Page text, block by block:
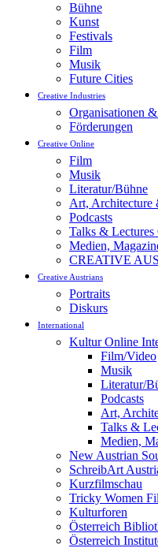
Bühne
Kunst
Festivals
Film
Musik
Future Cities
Creative Industries
Organisationen
Förderungen
Creative Online
Film
Musik
Literatur/Bühne
Art, Architecture
Podcasts
Talks & Lectures
Medien,
CREATIVE
Creative Austrians
Portraits
Diskurs
International
Kultur Online
Film/Video
Musik
Literatur/
Podcasts
Art,
Talks &
Medien,
New Austrian
SchreibArt
Kurzfilmschau
Tricky Women
Kulturforen
Österreich
Österreich